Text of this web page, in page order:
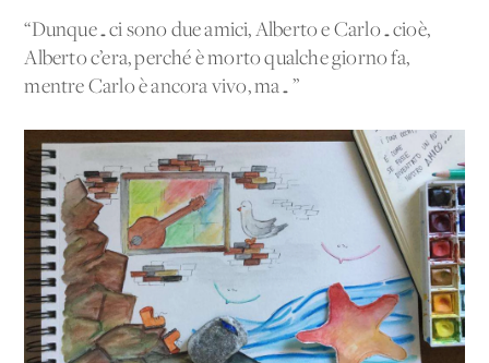
“Dunque…ci sono due amici, Alberto e Carlo…cioè,
Alberto c’era, perché è morto qualche giorno fa,
mentre Carlo è ancora vivo, ma…”